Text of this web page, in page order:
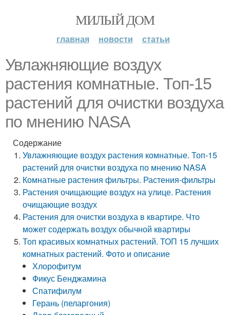
МИЛЫЙ ДОМ
главная новости статьи
Увлажняющие воздух
растения комнатные. Топ-15
растений для очистки воздуха
по мнению NASA
Содержание
Увлажняющие воздух растения комнатные. Топ-15
растений для очистки воздуха по мнению NASA
Комнатные растения фильтры. Растения-фильтры
Растения очищающие воздух на улице. Растения
очищающие воздух
Растения для очистки воздуха в квартире. Что
может содержать воздух обычной квартиры
Топ красивых комнатных растений. ТОП 15 лучших
комнатных растений. Фото и описание
Хлорофитум
Фикус Бенджамина
Спатифилум
Герань (пеларгония)